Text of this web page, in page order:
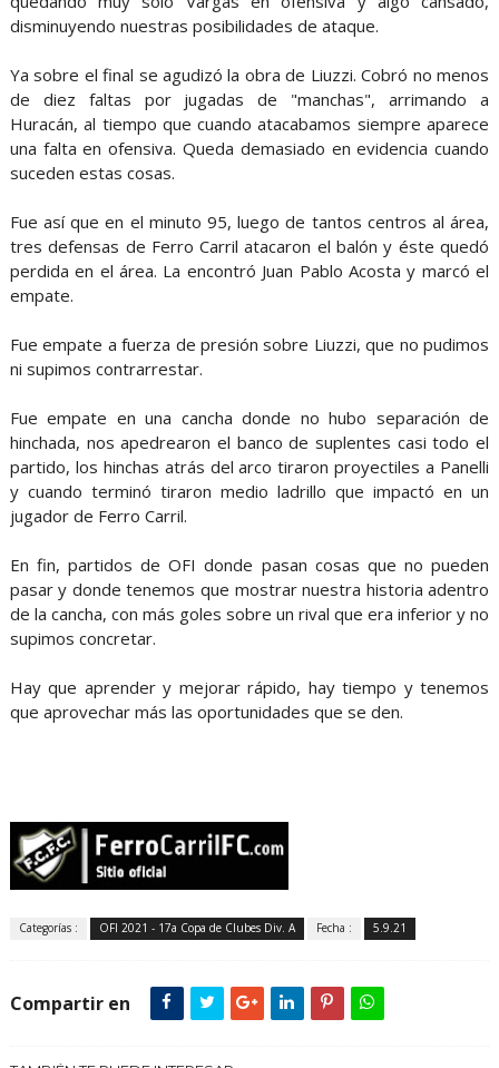
disminuyendo nuestras posibilidades de ataque.
Ya sobre el final se agudizó la obra de Liuzzi. Cobró no menos
de diez faltas por jugadas de "manchas", arrimando a
Huracán, al tiempo que cuando atacabamos siempre aparece
una falta en ofensiva. Queda demasiado en evidencia cuando
suceden estas cosas.
Fue así que en el minuto 95, luego de tantos centros al área,
tres defensas de Ferro Carril atacaron el balón y éste quedó
perdida en el área. La encontró Juan Pablo Acosta y marcó el
empate.
Fue empate a fuerza de presión sobre Liuzzi, que no pudimos
ni supimos contrarrestar.
Fue empate en una cancha donde no hubo separación de
hinchada, nos apedrearon el banco de suplentes casi todo el
partido, los hinchas atrás del arco tiraron proyectiles a Panelli
y cuando terminó tiraron medio ladrillo que impactó en un
jugador de Ferro Carril.
En fin, partidos de OFI donde pasan cosas que no pueden
pasar y donde tenemos que mostrar nuestra historia adentro
de la cancha, con más goles sobre un rival que era inferior y no
supimos concretar.
Hay que aprender y mejorar rápido, hay tiempo y tenemos
que aprovechar más las oportunidades que se den.
Categorías : OFI 2021 - 17a Copa de Clubes Div. A Fecha : 5.9.21
Compartir en